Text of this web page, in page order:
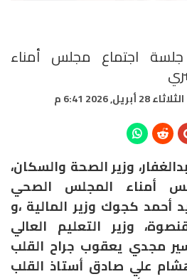
اجتماع مجلس أمناء
الثلاثاء 28 أبريل, 2026 6:41 م
وزير الصحة والسكان،
أمناء المجلس الصحي
أحمد كجوك وزير المالية ،و
وزير التعليم العالي
مجدي يعقوب جراح القلب
علي صادق أستاذ القلب